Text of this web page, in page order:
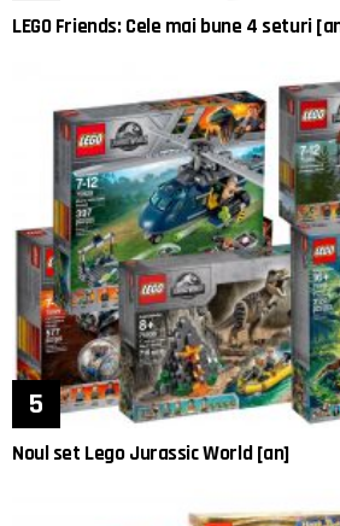
LEGO Friends: Cele mai bune 4 seturi
Noul set Lego Jurassic World [an]